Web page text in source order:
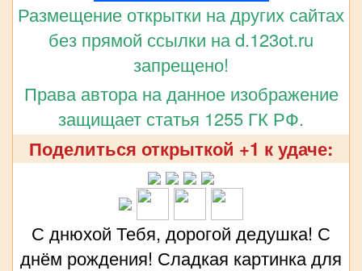
Размещение открытки на других сайтах
без прямой ссылки на d.123ot.ru
запрещено!
Права автора на данное изображение
защищает статья 1255 ГК РФ.
Поделиться открыткой +1 к удаче:
С днюхой Тебя, дорогой дедушка! С
днём рождения! Сладкая картинка для